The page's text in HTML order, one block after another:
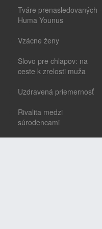
Tváre prenasledovaných -
Huma Younus
Vzácne ženy
Slovo pre chlapov: na
ceste k zrelosti muža
Uzdravená priemernosť
Rivalita medzi
súrodencami